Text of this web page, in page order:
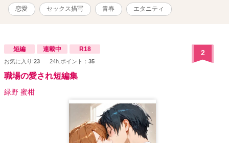
が、できるだけ読みやすく、わかりやすい表現を心がけていきます
ので、よろしくお願いします。
恋愛 セックス描写 青春 エタニティ
短編 連載中 R18
お気に入り:23 24h.ポイント： 35
2
職場の愛され短編集
緑野 蜜柑